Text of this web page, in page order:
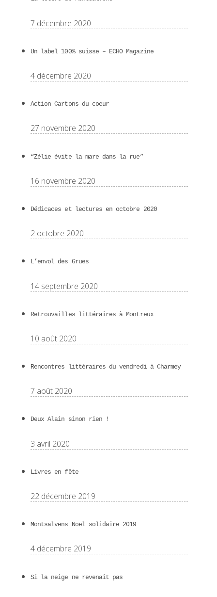
7 décembre 2020
Un label 100% suisse – ECHO Magazine
4 décembre 2020
Action Cartons du coeur
27 novembre 2020
“Zélie évite la mare dans la rue”
16 novembre 2020
Dédicaces et lectures en octobre 2020
2 octobre 2020
L’envol des Grues
14 septembre 2020
Retrouvailles littéraires à Montreux
10 août 2020
Rencontres littéraires du vendredi à Charmey
7 août 2020
Deux Alain sinon rien !
3 avril 2020
Livres en fête
22 décembre 2019
Montsalvens Noël solidaire 2019
4 décembre 2019
Si la neige ne revenait pas